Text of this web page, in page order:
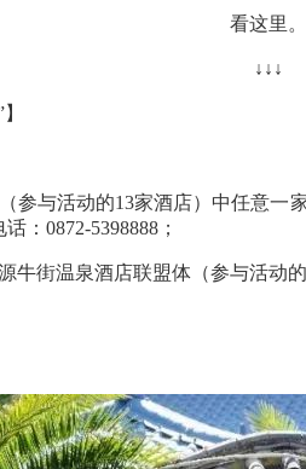
看这里。
↓↓↓
参与活动的13家酒店）中任意
：0872-5398888；
牛街温泉酒店联盟体（参与活动